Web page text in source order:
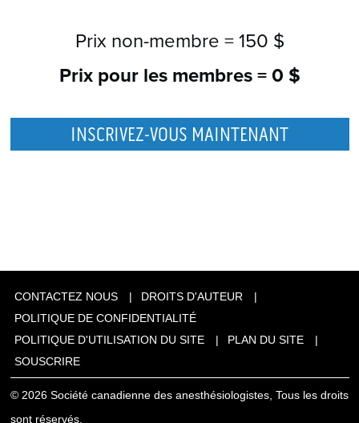
Prix non-membre = 150 $
Prix pour les membres = 0 $
INSCRIVEZ-VOUS MAINTENANT
CONTACTEZ NOUS
DROITS D'AUTEUR
POLITIQUE DE CONFIDENTIALITÉ
POLITIQUE D'UTILISATION DU SITE
PLAN DU SITE
SOUSCRIRE
© 2026 Société canadienne des anesthésiologistes, Tous les droits
sont réservés.